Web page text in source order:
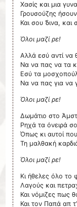
Χασίς και μια
Γρουσούζης
Και σου ’δινα,
Όλοι μαζί ρε!
Αλλά εσύ αντί να
Να να πας να τα
Εσύ τα
Να να πας για να
Όλοι μαζί ρε!
Δωμάτιο στο
Ρηχά τα όνειρά
Όπως κι αυτοί
Τη μαλθακή
Όλοι μαζί ρε!
Κι ήθελες όλο το
Λαγούς και
Και νόμιζες πως
Και τον Παπά απ